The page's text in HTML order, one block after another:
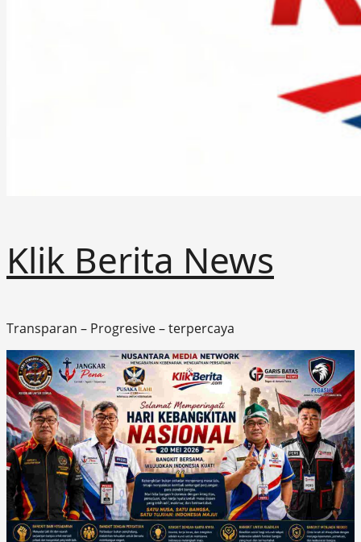
Klik Berita News
Transparan – Progresive – terpercaya